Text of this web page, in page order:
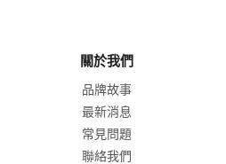
關於我們
品牌故事
最新消息
常見問題
聯絡我們